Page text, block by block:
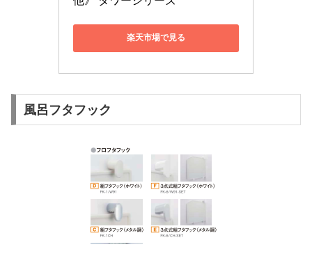
楽天市場で見る
風呂フタフック